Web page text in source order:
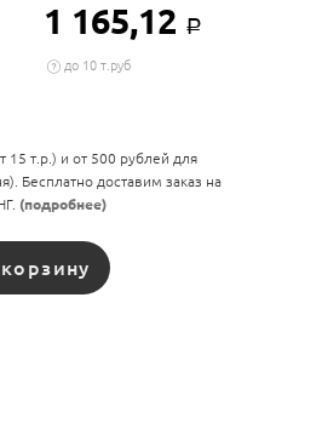
1 165,12 Р
до 10 т.руб
15 т.р.) и от 500 рублей для
Бесплатно доставим заказ на
(подробнее)